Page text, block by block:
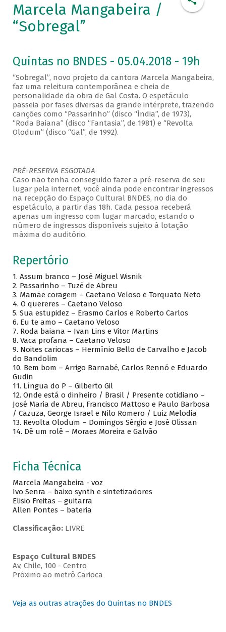
Marcela Mangabeira /
“Sobregal”
Quintas no BNDES - 05.04.2018 - 19h
“Sobregal”, novo projeto da cantora Marcela Mangabeira,
faz uma releitura contemporânea e cheia de
personalidade da obra de Gal Costa. O espetáculo
passeia por fases diversas da grande intérprete, trazendo
canções como “Passarinho” (disco “Índia”, de 1973),
“Roda Baiana” (disco “Fantasia”, de 1981) e “Revolta
Olodum” (disco “Gal”, de 1992).
PRÉ-RESERVA ESGOTADA
Caso não tenha conseguido fazer a pré-reserva de seu
lugar pela internet, você ainda pode encontrar ingressos
na recepção do Espaço Cultural BNDES, no dia do
espetáculo, a partir das 18h. Cada pessoa receberá
apenas um ingresso com lugar marcado, estando o
número de ingressos disponíveis sujeito à lotação
máxima do auditório.
Repertório
1. Assum branco – José Miguel Wisnik
2. Passarinho – Tuzé de Abreu
3. Mamãe coragem – Caetano Veloso e Torquato Neto
4. O quereres – Caetano Veloso
5. Sua estupidez – Erasmo Carlos e Roberto Carlos
6. Eu te amo – Caetano Veloso
7. Roda baiana – Ivan Lins e Vitor Martins
8. Vaca profana – Caetano Veloso
9. Noites cariocas – Hermínio Bello de Carvalho e Jacob
do Bandolim
10. Bem bom – Arrigo Barnabé, Carlos Rennó e Eduardo
Gudin
11. Língua do P – Gilberto Gil
12. Onde está o dinheiro / Brasil / Presente cotidiano –
José Maria de Abreu, Francisco Mattoso e Paulo Barbosa
/ Cazuza, George Israel e Nilo Romero / Luiz Melodia
13. Revolta Olodum – Domingos Sérgio e José Olissan
14. Dê um rolê – Moraes Moreira e Galvão
Ficha Técnica
Marcela Mangabeira - voz
Ivo Senra – baixo synth e sintetizadores
Elisio Freitas – guitarra
Allen Pontes – bateria
Classificação: LIVRE
Espaço Cultural BNDES
Av, Chile, 100 - Centro
Próximo ao metrô Carioca
Veja as outras atrações do Quintas no BNDES